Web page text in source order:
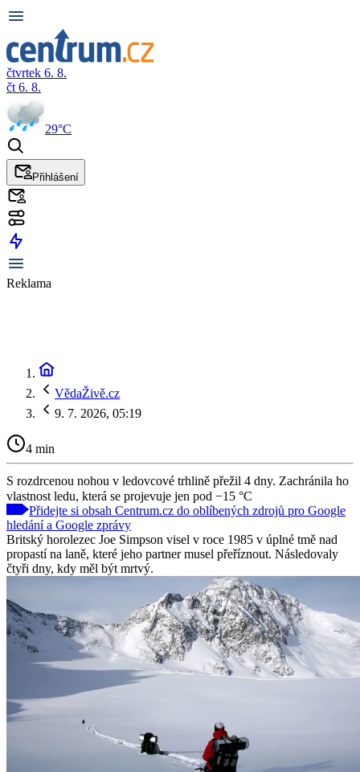
čtvrtek 6. 8.
čt 6. 8.
29°C
Přihlášení
Reklama
VědaŽivě.cz
9. 7. 2026, 05:19
4 min
S rozdrcenou nohou v ledovcové trhlině přežil 4 dny. Zachránila ho
vlastnost ledu, která se projevuje jen pod −15 °C
Přidejte si obsah Centrum.cz do oblíbených zdrojů pro Google
hledání a Google zprávy
Britský horolezec Joe Simpson visel v roce 1985 v úplné tmě nad
propastí na laně, které jeho partner musel přeříznout. Následovaly
čtyři dny, kdy měl být mrtvý.